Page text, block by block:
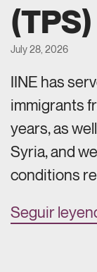
(TPS)
July 28, 2026
IINE has
immigrants
years, as
Syria, and
conditions
Seguir